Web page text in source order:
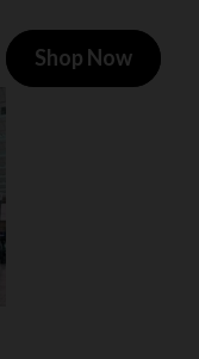
Shop Now